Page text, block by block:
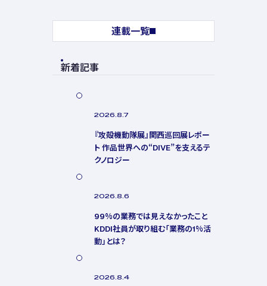
連載一覧
新着記事
2026.8.7
『攻殻機動隊展』関西巡回展レポー
ト 作品世界への“DIVE”を支えるテ
クノロジー
2026.8.6
99%の業務では見えなかったこと
KDDI社員が取り組む「業務の1%活
動」とは？
2026.8.4